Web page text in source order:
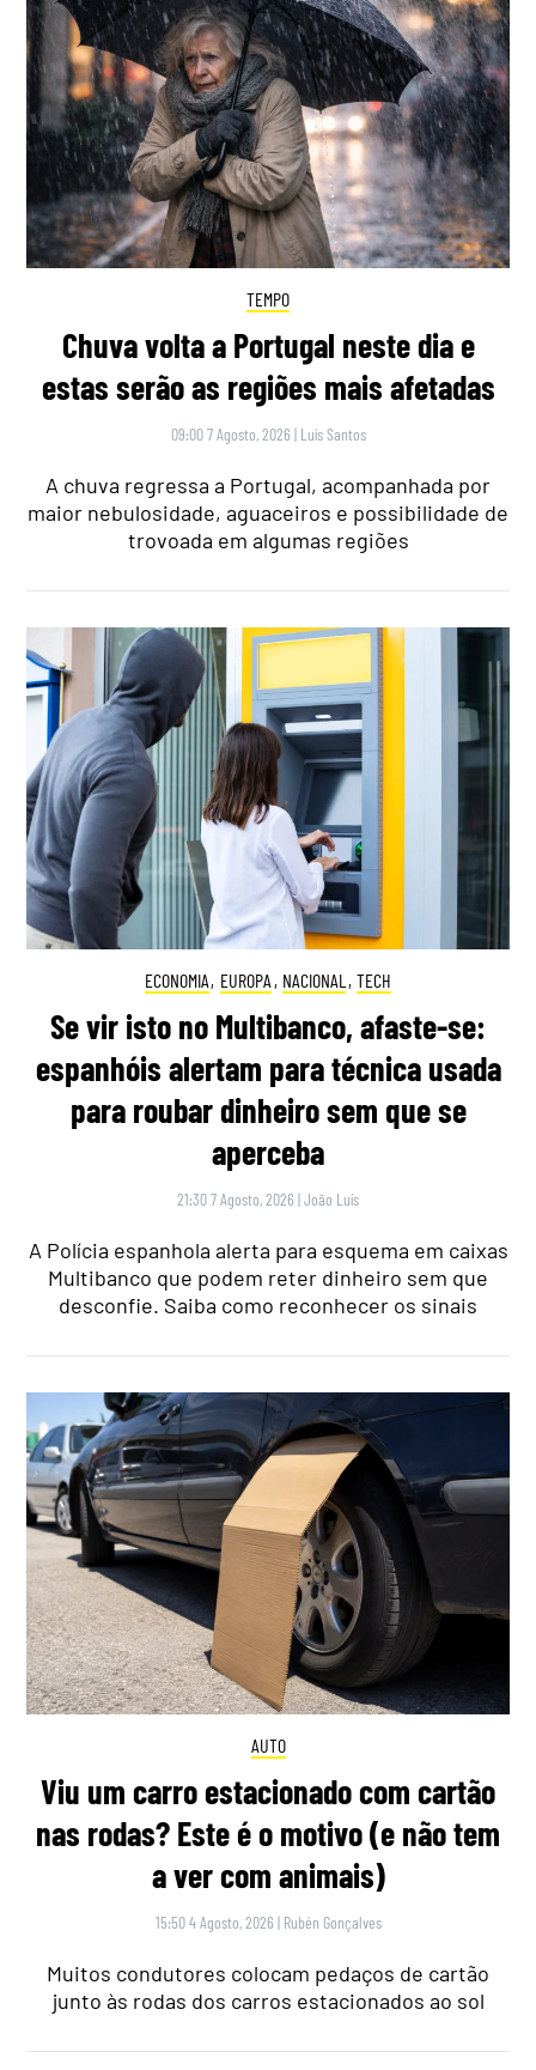
TEMPO
Chuva volta a Portugal neste dia e
estas serão as regiões mais afetadas
09:00 7 Agosto, 2026 | Luís Santos
A chuva regressa a Portugal, acompanhada por
maior nebulosidade, aguaceiros e possibilidade de
trovoada em algumas regiões
ECONOMIA, EUROPA , NACIONAL , TECH
Se vir isto no Multibanco, afaste-se:
espanhóis alertam para técnica usada
para roubar dinheiro sem que se
aperceba
21:30 7 Agosto, 2026 |João Luís
A Polícia espanhola alerta para esquema em caixas
Multibanco que podem reter dinheiro sem que
desconfie. Saiba como reconhecer os sinais
AUTO
Viu um carro estacionado com cartão
nas rodas? Este é o motivo (e não tem
a ver com animais)
15:50 4 Agosto, 2026 | Rubén Gonçalves
Muitos condutores colocam pedaços de cartão
junto às rodas dos carros estacionados ao sol